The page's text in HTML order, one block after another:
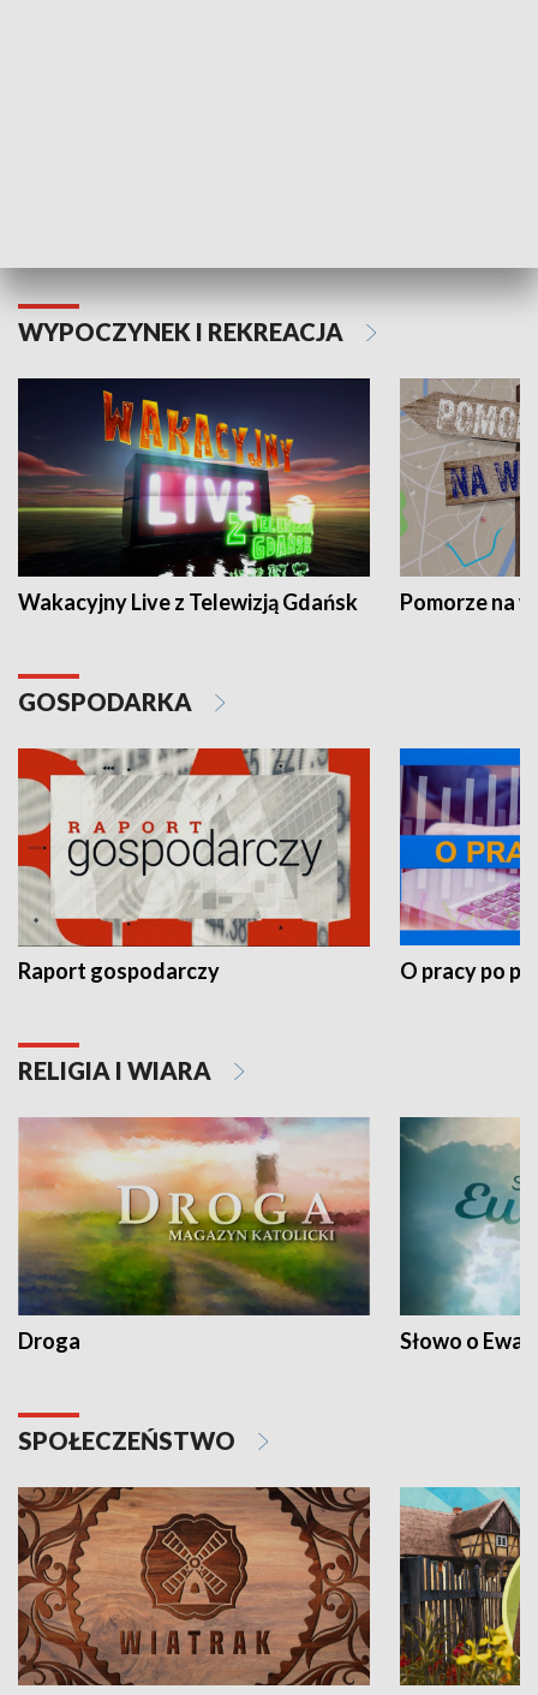
WYPOCZYNEK I REKREACJA
Wakacyjny Live z Telewizją Gdańsk Pomorze na
GOSPODARKA
Raport gospodarczy O pracy po
RELIGIA I WIARA
Droga Słowo o
SPOŁECZEŃSTWO